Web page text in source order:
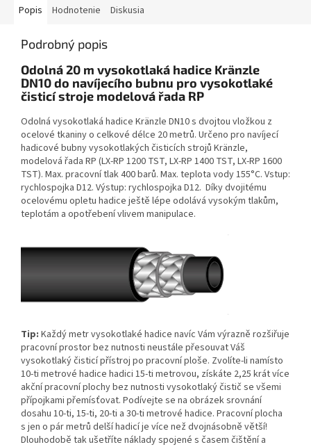
Popis Hodnotenie Diskusia
Podrobný popis
Odolná 20 m vysokotlaká hadice Kränzle
DN10 do navíjecího bubnu pro vysokotlaké
čisticí stroje modelová řada RP
Odolná vysokotlaká hadice Kränzle DN10 s dvojtou vložkou z
ocelové tkaniny o celkové délce 20 metrů. Určeno pro navíjecí
hadicové bubny vysokotlakých čisticích strojů Kränzle,
modelová řada RP (LX-RP 1200 TST, LX-RP 1400 TST, LX-RP 1600
TST). Max. pracovní tlak 400 barů. Max. teplota vody 155°C. Vstup:
rychlospojka D12. Výstup: rychlospojka D12. Díky dvojitému
ocelovému opletu hadice ještě lépe odolává vysokým tlakům,
teplotám a opotřebení vlivem manipulace.
Tip: Každý metr vysokotlaké hadice navíc Vám výrazně rozšiřuje
pracovní prostor bez nutnosti neustále přesouvat Váš
vysokotlaký čisticí přístroj po pracovní ploše. Zvolíte-li namísto
10-ti metrové hadice hadici 15-ti metrovou, získáte 2,25 krát více
akční pracovní plochy bez nutnosti vysokotlaký čistič se všemi
přípojkami přemísťovat. Podívejte se na obrázek srovnání
dosahu 10-ti, 15-ti, 20-ti a 30-ti metrové hadice. Pracovní plocha
s jen o pár metrů delší hadicí je více než dvojnásobně větší!
Dlouhodobě tak ušetříte náklady spojené s časem čištění a